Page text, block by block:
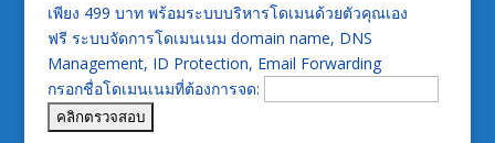
เพียง 499 บาท พร้อมระบบบริหารโดเมนด้วยตัวคุณเอง
ฟรี ระบบจัดการโดเมนเนม domain name, DNS
Management, ID Protection, Email Forwarding
กรอกชื่อโดเมนเนมที่ต้องการจด: